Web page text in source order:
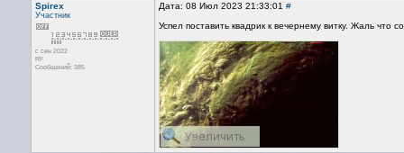
Spirex
Участник
с сен 2022
RF
Сообщений: 385
Дата: 08 Июл 2023 21:33:01 #
Успел поставить квадрик к вечернему витку. Жаль что